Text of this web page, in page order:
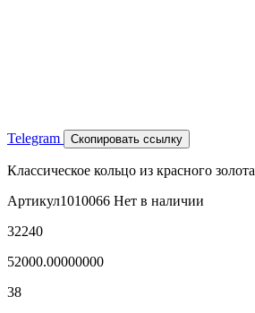
Telegram
Скопировать ссылку
Классическое кольцо из красного
Артикул1010066 Нет в наличии
32240
52000.00000000
38